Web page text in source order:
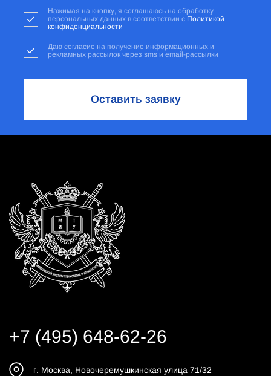
Нажимая на кнопку, я соглашаюсь на обработку
персональных данных в соответствии с Политикой
конфиденциальности
Даю согласие на получение информационных и
рекламных рассылок через sms и email-рассылки
Оставить заявку
+7 (495) 648-62-26
г. Москва, Новочеремушкинская улица 71/32